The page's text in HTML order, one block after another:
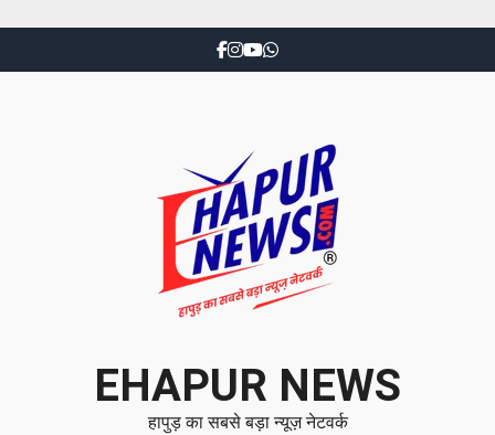
EHAPUR NEWS
हापुड़ का सबसे बड़ा न्यूज़ नेटवर्क